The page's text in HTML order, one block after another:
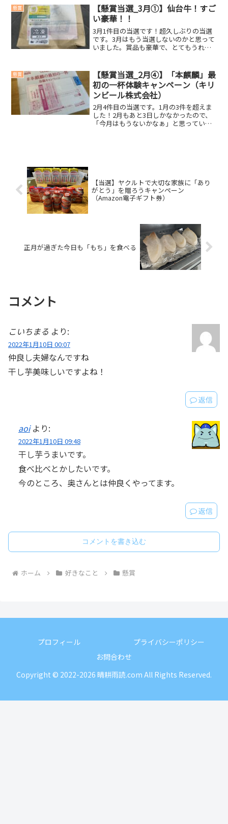
業さんの方で当選実績のある人は当選し
ないような仕組み...
懸賞
【懸賞当選_3月①】仙台牛！すご
い豪華！！
3月1件目の当選です！超久しぶりの当選
です。3月はもう当選しないのかと思って
いました。賞品も豪華で、とてもうれし
た。こんなに神々しいお肉は、見たこと
がありません。...
懸賞
【懸賞当選_2月④】「本麒麟」最
初の一杯体験キャンペーン（キリ
ンビール株式会社）
2月4件目の当選です。1月の3件を超えま
した！2月もあと3日しかなかったので、
「今月はもうないかなぁ」と思っていま
【当選】ヤクルトで大切な家族に「あり
がとう」を贈ろうキャンペーン
（Amazon電子ギフト券）
正月が過ぎた今日も「もち」を食べる
コメント
こいちまる より:
2022年1月10日 00:07
仲良し夫婦なんですね
干し芋美味しいですよね！
返信
aoi より:
2022年1月10日 09:48
干し芋うまいです。
食べ比べとかしたいです。
今のところ、奥さんとは仲良くやってます。
返信
コメントを書き込む
ホーム 好きなこと 懸賞
プロフィール
プライバシーポリシー
お問合わせ
Copyright © 2022-2026 晴耕雨読.com All Rights Reserved.